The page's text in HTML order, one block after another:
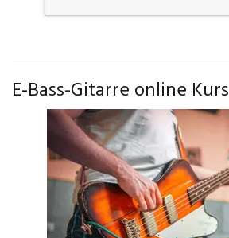
E-Bass-Gitarre online Kurs